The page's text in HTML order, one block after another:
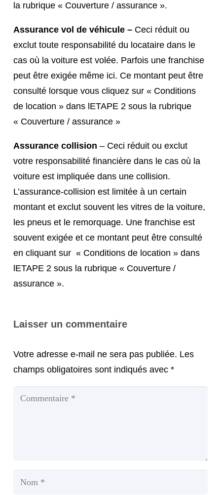
la rubrique « Couverture / assurance ».
Assurance vol de véhicule – Ceci réduit ou
exclut toute responsabilité du locataire dans le
cas où la voiture est volée. Parfois une franchise
peut être exigée même ici. Ce montant peut être
consulté lorsque vous cliquez sur « Conditions
de location » dans lETAPE 2 sous la rubrique
« Couverture / assurance »
Assurance collision – Ceci réduit ou exclut
votre responsabilité financière dans le cas où la
voiture est impliquée dans une collision.
L’assurance-collision est limitée à un certain
montant et exclut souvent les vitres de la voiture,
les pneus et le remorquage. Une franchise est
souvent exigée et ce montant peut être consulté
en cliquant sur « Conditions de location » dans
lETAPE 2 sous la rubrique « Couverture /
assurance ».
Laisser un commentaire
Votre adresse e-mail ne sera pas publiée. Les
champs obligatoires sont indiqués avec *